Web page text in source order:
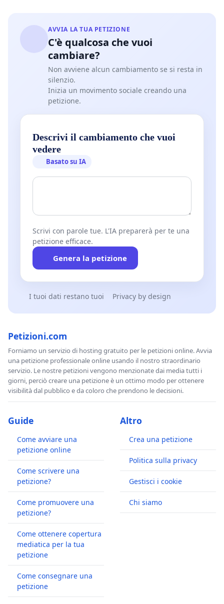
AVVIA LA TUA PETIZIONE
C'è qualcosa che vuoi
cambiare?
Non avviene alcun cambiamento se si resta in
silenzio.
Inizia un movimento sociale creando una
petizione.
Descrivi il cambiamento che vuoi
vedere
Basato su IA
Scrivi con parole tue. L'IA preparerà per te una
petizione efficace.
Genera la petizione
I tuoi dati restano tuoi Privacy by design
Petizioni.com
Forniamo un servizio di hosting gratuito per le petizioni online. Avvia
una petizione professionale online usando il nostro straordinario
servizio. Le nostre petizioni vengono menzionate dai media tutti i
giorni, perciò creare una petizione è un ottimo modo per ottenere
visibilità dal pubblico e da coloro che prendono le decisioni.
Guide
Come avviare una
petizione online
Come scrivere una
petizione?
Come promuovere una
petizione?
Come ottenere copertura
mediatica per la tua
petizione
Come consegnare una
petizione
Altro
Crea una petizione
Politica sulla privacy
Gestisci i cookie
Chi siamo